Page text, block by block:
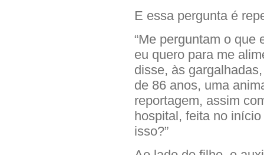
E essa pergunta é
“Me perguntam o que
eu quero para me
disse, às
de 86 anos, uma
reportagem, assim
hospital, feita no
isso?”